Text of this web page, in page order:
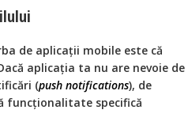
de aplicații mobile este că
aplicația ta nu are nevoie de
(push notifications), de
funcționalitate specifică